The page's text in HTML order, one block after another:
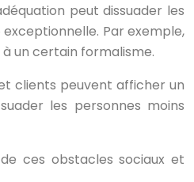
peut dissuader les
Par exemple,
un certain formalisme.
clients peuvent afficher un
les personnes moins
ces obstacles sociaux et